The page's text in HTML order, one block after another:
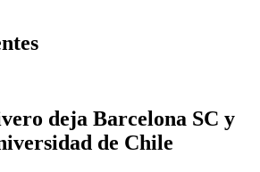
deja Barcelona SC y
de Chile